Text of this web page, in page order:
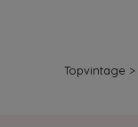
Topvintage >